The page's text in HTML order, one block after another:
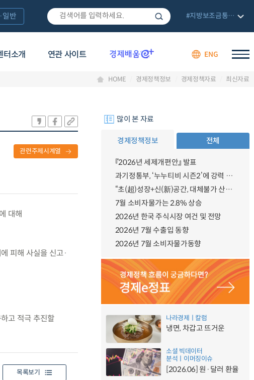
터소개 연관 사이트 ENG
일반 #지방보조금통합관리망
HOME 경제정책정보 경제정책자료 최신자료
관련주제시계열
대해
피해 사실을 신고·
고 적극 추진할
목록보기
많이 본 자료
경제정책정보 전체
『2026년 세제개편안』 발표
과기정통부, ‘누누티비 시즌2’에 강력 대응 의지 밝혀
“초(超)성장+신(新)공간, 대체불가 산업강국”
7월 소비자물가는 2.8% 상승
2026년 한국 주식시장 여건 및 전망
2026년 7월 수출입 동향
2026년 7월 소비자물가동향
나라경제ㅣ칼럼
냉면, 차갑고 뜨거운
소셜 빅데이터
분석ㅣ이머징이슈
[2026.06] 원·달러 환율